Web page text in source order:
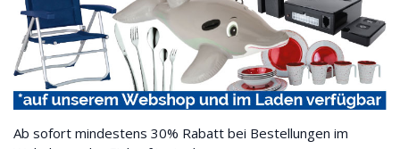
Ab sofort mindestens 30% Rabatt bei Bestellungen im